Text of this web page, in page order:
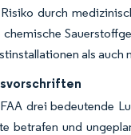
durch
als
drei bedeutende
betrafen und